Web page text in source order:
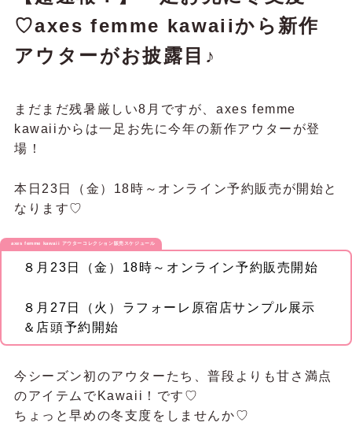
♡axes femme kawaiiから新作
アウターがお披露目♪
まだまだ残暑厳しい8月ですが、axes femme
kawaiiからは一足お先に今年の新作アウターが登
場！
本日23日（金）18時～オンライン予約販売が開始と
なります♡
axes femme kawaii アウターコレクション販売スケジュール
８月23日（金）18時～オンライン予約販売開始
８月27日（火）ラフォーレ原宿店サンプル展示
＆店頭予約開始
今シーズン初のアウターたち、普段よりも甘さ満点
のアイテムでKawaii！です♡
ちょっと早めの冬支度をしませんか♡